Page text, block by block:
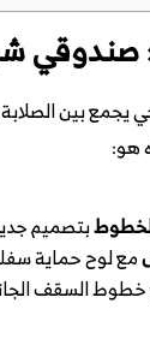
يجمع بين
هو:
بتصميم
مع لوح حماية
السقف